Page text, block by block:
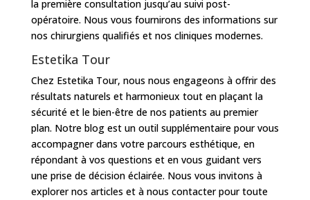
Nos
Tarifs
Nos
chirurgies
la première consultation jusqu’au suivi post-
opératoire. Nous vous fournirons des informations sur
nos chirurgiens qualifiés et nos cliniques modernes.
Estetika Tour
Chez Estetika Tour, nous nous engageons à offrir des
résultats naturels et harmonieux tout en plaçant la
sécurité et le bien-être de nos patients au premier
plan. Notre blog est un outil supplémentaire pour vous
accompagner dans votre parcours esthétique, en
répondant à vos questions et en vous guidant vers
une prise de décision éclairée. Nous vous invitons à
explorer nos articles et à nous contacter pour toute